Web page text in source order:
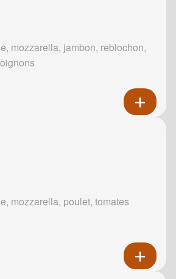
mozzarella, jambon, reblochon,
mozzarella, poulet, tomates